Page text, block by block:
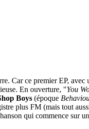
Car ce premier EP,
En ouverture, "You
Boys (époque
plus FM (mais tout
qui commence sur